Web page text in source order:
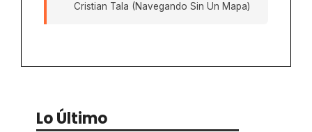
Cristian Tala (Navegando Sin Un Mapa)
Lo Último